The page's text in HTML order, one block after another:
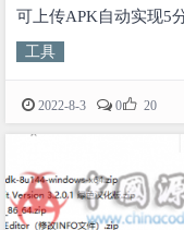
可上传APK自动实现5
机更换包名和签名
工具
2022-8-3 0 20